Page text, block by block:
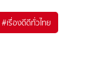
#เรื่องดีดีทั่วไทย